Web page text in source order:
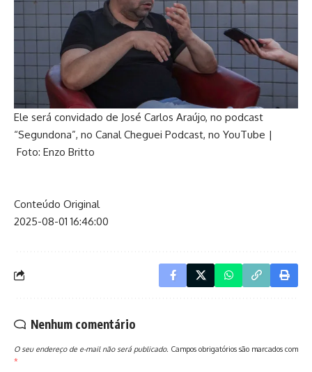
Ele será convidado de José Carlos Araújo, no podcast
“Segundona”, no Canal Cheguei Podcast, no YouTube |
Foto: Enzo Britto
Conteúdo Original
2025-08-01 16:46:00
Nenhum comentário
O seu endereço de e-mail não será publicado. Campos obrigatórios são marcados com
*